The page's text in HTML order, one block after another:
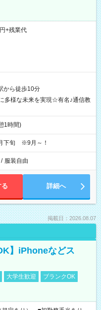
+残業代
から徒歩10分
多様な未来を実現☆有名♪通信教
1時間)
下旬 ※9月～！
/ 服装自由
る 詳細へ
掲載日：2026.08.07
】iPhoneなどス
大学生歓迎
ブランクOK